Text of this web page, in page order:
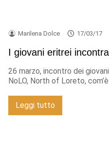
Marilena Dolce 17/03/17
I giovani eritrei
26 marzo, incontro dei
NoLO, North of Loreto,
Leggi tutto